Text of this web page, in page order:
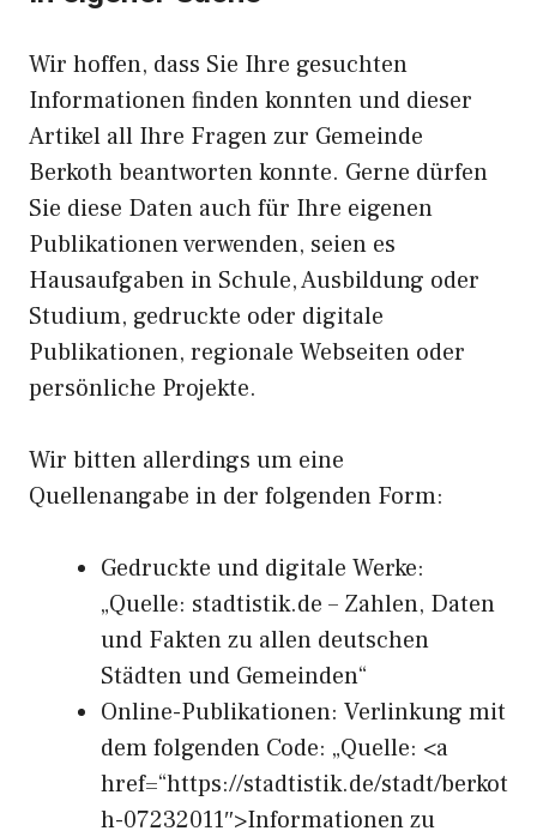
Wir hoffen, dass Sie Ihre gesuchten
Informationen finden konnten und dieser
Artikel all Ihre Fragen zur Gemeinde
Berkoth beantworten konnte. Gerne dürfen
Sie diese Daten auch für Ihre eigenen
Publikationen verwenden, seien es
Hausaufgaben in Schule, Ausbildung oder
Studium, gedruckte oder digitale
Publikationen, regionale Webseiten oder
persönliche Projekte.
Wir bitten allerdings um eine
Quellenangabe in der folgenden Form:
Gedruckte und digitale Werke:
„Quelle: stadtistik.de – Zahlen, Daten
und Fakten zu allen deutschen
Städten und Gemeinden“
Online-Publikationen: Verlinkung mit
dem folgenden Code: „Quelle: <a
href=“https://stadtistik.de/stadt/berkot
h-07232011″>Informationen zu